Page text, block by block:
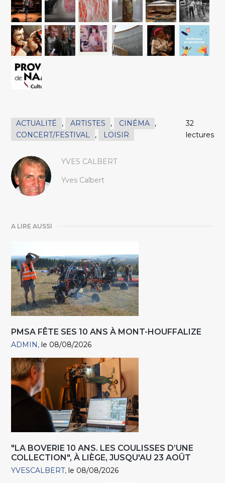
ACTUALITÉ , ARTISTES , CINÉMA
,
CONCERT/FESTIVAL
, LOISIR
32
lectures
YVES CALBERT
Yves Calbert
A LIRE AUSSI
PMSA FÊTE SES 10 ANS À MONT-HOUFFALIZE
ADMIN le 08/08/2026
"LA BOVERIE 10 ANS. LES COULISSES D’UNE
COLLECTION", À LIÈGE, JUSQU'AU 23 AOÛT
YVESCALBERT le 08/08/2026